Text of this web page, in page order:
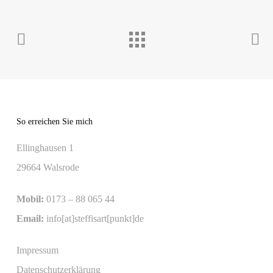
So erreichen Sie mich
Ellinghausen 1
29664 Walsrode
Mobil: 0173 – 88 065 44
Email: info[at]steffisart[punkt]de
Impressum
Datenschutzerklärung